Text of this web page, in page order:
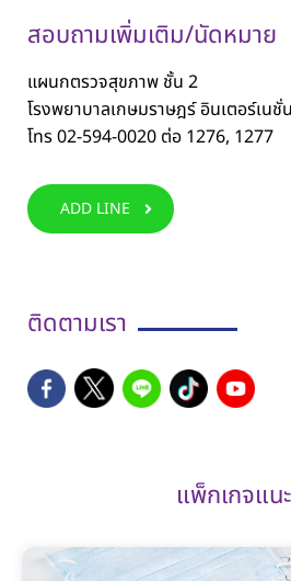
สอบถามเพิ่มเติม/นัดหมาย
แผนกตรวจสุขภาพ ชั้น 2
โรงพยาบาลเกษมราษฎร์ อินเตอร์เน
โทร 02-594-0020 ต่อ 1276, 1277
ADD LINE
ติดตามเรา
แพ็กเกจแน